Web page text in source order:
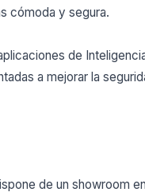
cómoda y segura.
de
a mejorar la
de un showroom